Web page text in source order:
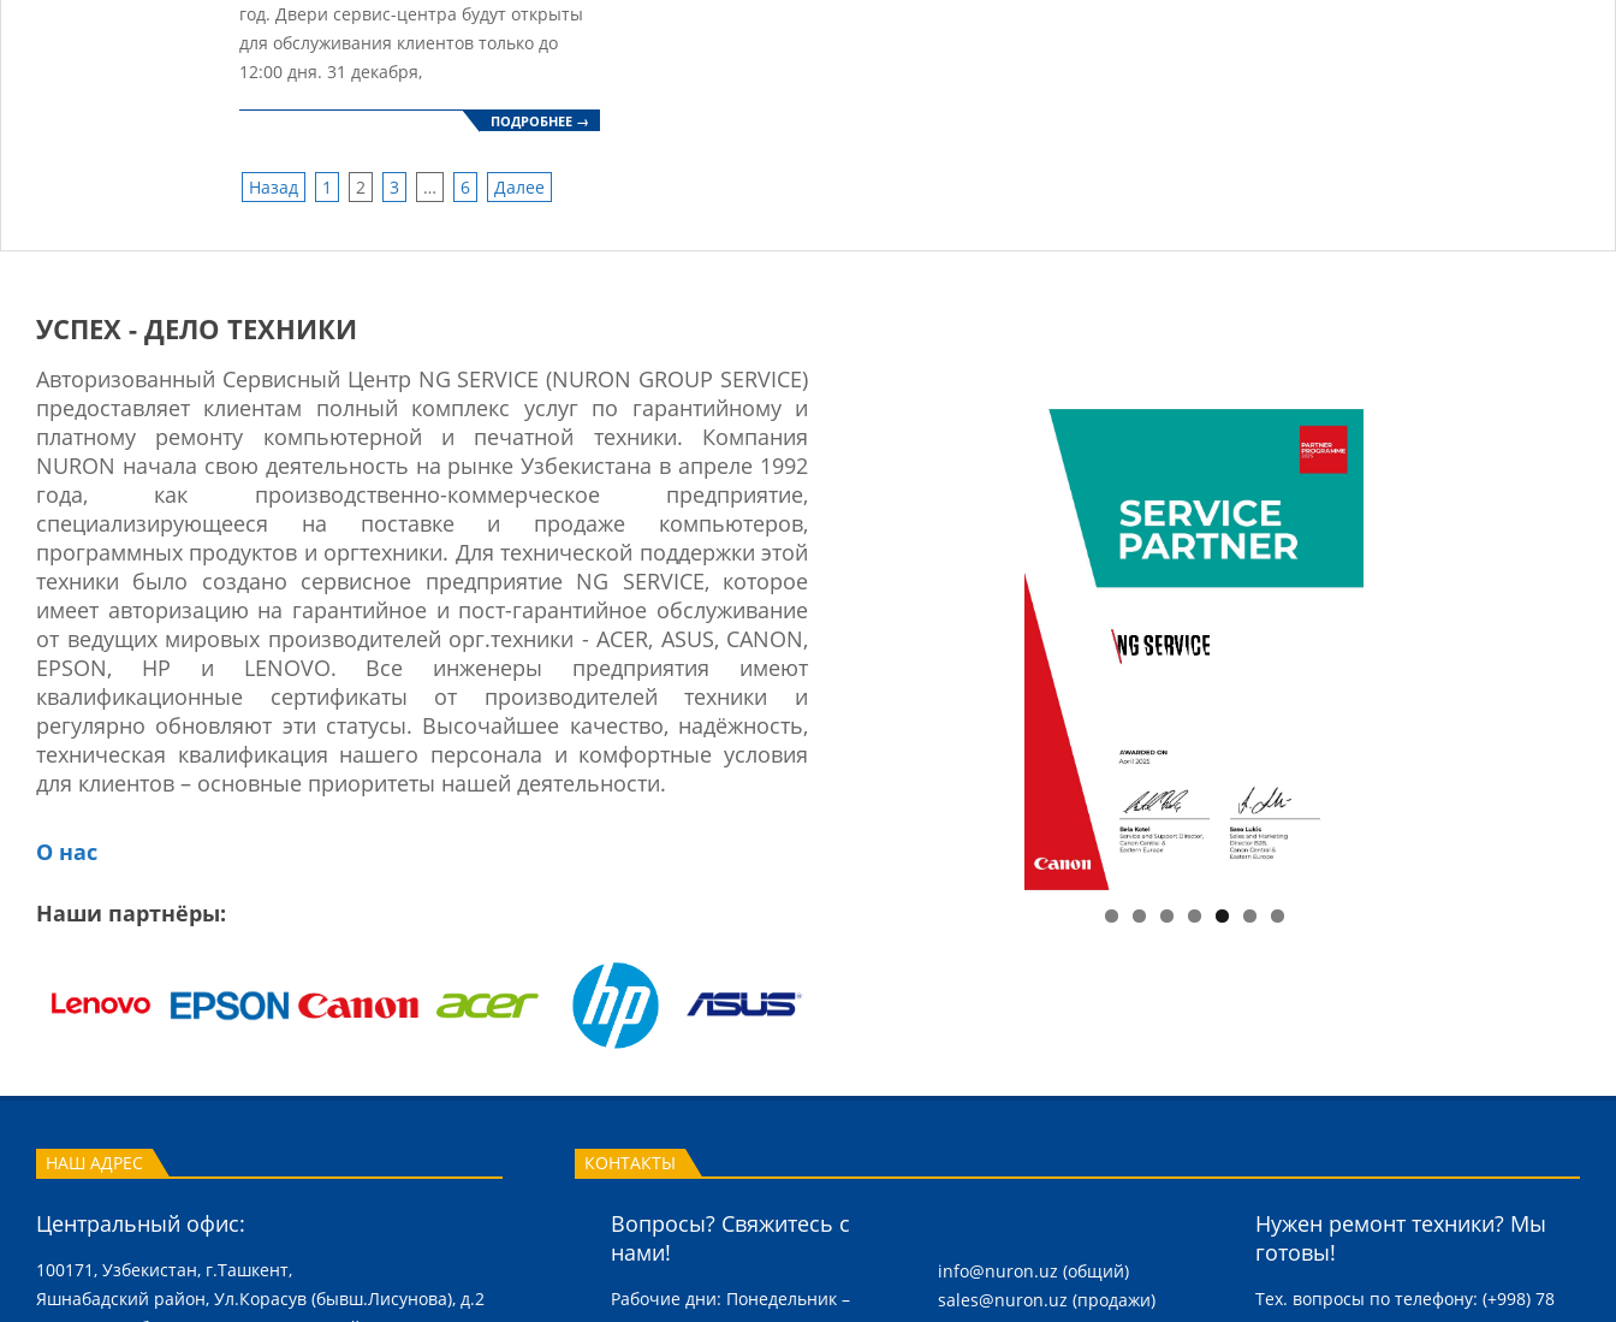
год. Двери сервис-центра будут открыты
для обслуживания клиентов только до
12:00 дня. 31 декабря,
ПОДРОБНЕЕ →
по
Назад 1 2 3 … 6 Далее
УСПЕХ - ДЕЛО ТЕХНИКИ
Авторизованный Сервисный Центр NG SERVICE (NURON GROUP SERVICE)
предоставляет клиентам полный комплекс услуг по гарантийному и
платному ремонту компьютерной и печатной техники. Компания
NURON начала свою деятельность на рынке Узбекистана в апреле 1992
года, как производственно-коммерческое предприятие,
специализирующееся на поставке и продаже компьютеров,
программных продуктов и оргтехники. Для технической поддержки этой
техники было создано сервисное предприятие NG SERVICE, которое
имеет авторизацию на гарантийное и пост-гарантийное обслуживание
от ведущих мировых производителей орг.техники - ACER, ASUS, CANON,
EPSON, HP и LENOVO. Все инженеры предприятия имеют
квалификационные сертификаты от производителей техники и
регулярно обновляют эти статусы. Высочайшее качество, надёжность,
техническая квалификация нашего персонала и комфортные условия
для клиентов – основные приоритеты нашей деятельности.
О нас
Наши партнёры:
НАШ АДРЕС
Центральный офис:
100171, Узбекистан, г.Ташкент,
Яшнабадский район, Ул.Корасув (бывш.Лисунова), д.2
КОНТАКТЫ
Вопросы? Свяжитесь с
нами!
Рабочие дни: Понедельник –
info@nuron.uz (общий)
sales@nuron.uz (продажи)
Нужен ремонт техники? Мы
готовы!
Тех. вопросы по телефону: (+998) 78